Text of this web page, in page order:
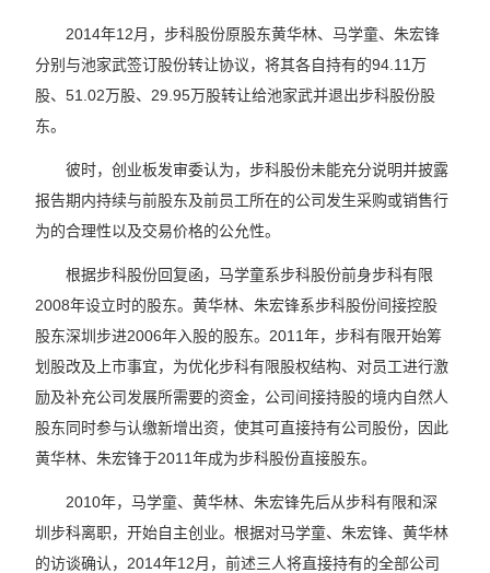
2014年12月，步科股份原股东黄华林、马学童、朱宏锋
分别与池家武签订股份转让协议，将其各自持有的94.11万
股、51.02万股、29.95万股转让给池家武并退出步科股份股
东。
彼时，创业板发审委认为，步科股份未能充分说明并披露
报告期内持续与前股东及前员工所在的公司发生采购或销售行
为的合理性以及交易价格的公允性。
根据步科股份回复函，马学童系步科股份前身步科有限
2008年设立时的股东。黄华林、朱宏锋系步科股份间接控股
股东深圳步进2006年入股的股东。2011年，步科有限开始筹
划股改及上市事宜，为优化步科有限股权结构、对员工进行激
励及补充公司发展所需要的资金，公司间接持股的境内自然人
股东同时参与认缴新增出资，使其可直接持有公司股份，因此
黄华林、朱宏锋于2011年成为步科股份直接股东。
2010年，马学童、黄华林、朱宏锋先后从步科有限和深
圳步科离职，开始自主创业。根据对马学童、朱宏锋、黄华林
的访谈确认，2014年12月，前述三人将直接持有的全部公司